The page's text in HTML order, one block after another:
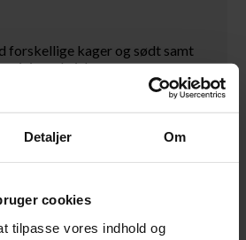
Detaljer Om
cookies
tilpasse vores indhold og
forskellige kager og sødt samt
mini sandwiches
Bobler med tilhørende lækre